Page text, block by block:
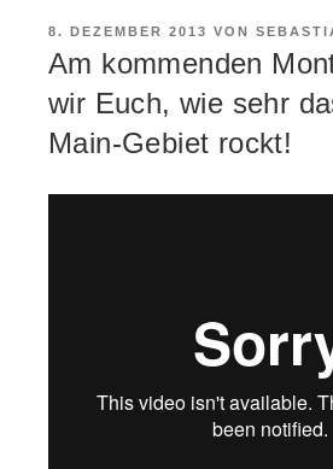
VERÖFFENTLICHT
AM
8. DEZEMBER 2013 VON
Am kommenden
wir Euch, wie sehr
Main-Gebiet rockt!